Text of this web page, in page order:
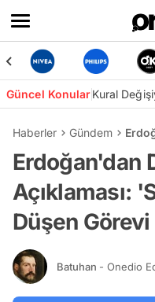
Güncel KonularKural
Haberler Gündem
Erdoğan'dan
Açıklaması:
Düşen
Batuhan - Onedio